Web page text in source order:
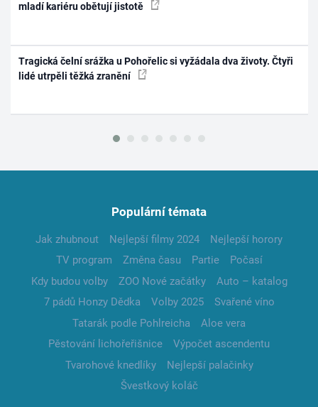
mladí kariéru obětují jistotě
Tragická čelní srážka u Pohořelic si vyžádala dva životy. Čtyři
lidé utrpěli těžká zranění
Populární témata
Jak zhubnout Nejlepší filmy 2024
Nejlepší horory
TV program
Změna času Partie
Počasí
Kdy budou volby
ZOO Nové začátky
Auto – katalog
7 pádů Honzy Dědka
Volby 2025
Svařené víno
Tatarák podle Pohlreicha
Aloe vera
Pěstování lichořeřišnice
Výpočet ascendentu
Tvarohové knedlíky
Nejlepší palačinky
Švestkový koláč